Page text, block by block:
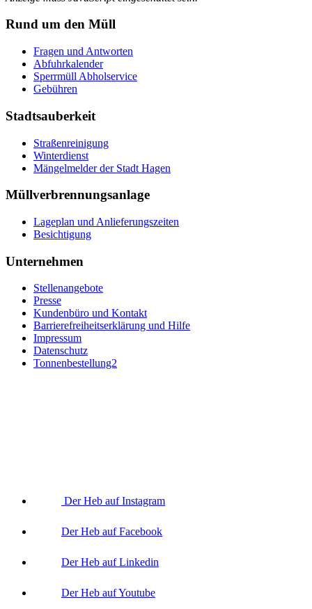
Rund um den Müll
Fragen und Antworten
Abfuhrkalender
Sperrmüll Abholservice
Gebühren
Stadtsauberkeit
Straßenreinigung
Winterdienst
Mängelmelder der Stadt Hagen
Müllverbrennungsanlage
Lageplan und Anlieferungszeiten
Besichtigung
Unternehmen
Stellenangebote
Presse
Kundenbüro und Kontakt
Barrierefreiheitserklärung und Hilfe
Impressum
Datenschutz
Tonnenbestellung2
Der Heb auf Instagram
Der Heb auf Facebook
Der Heb auf Linkedin
Der Heb auf Youtube